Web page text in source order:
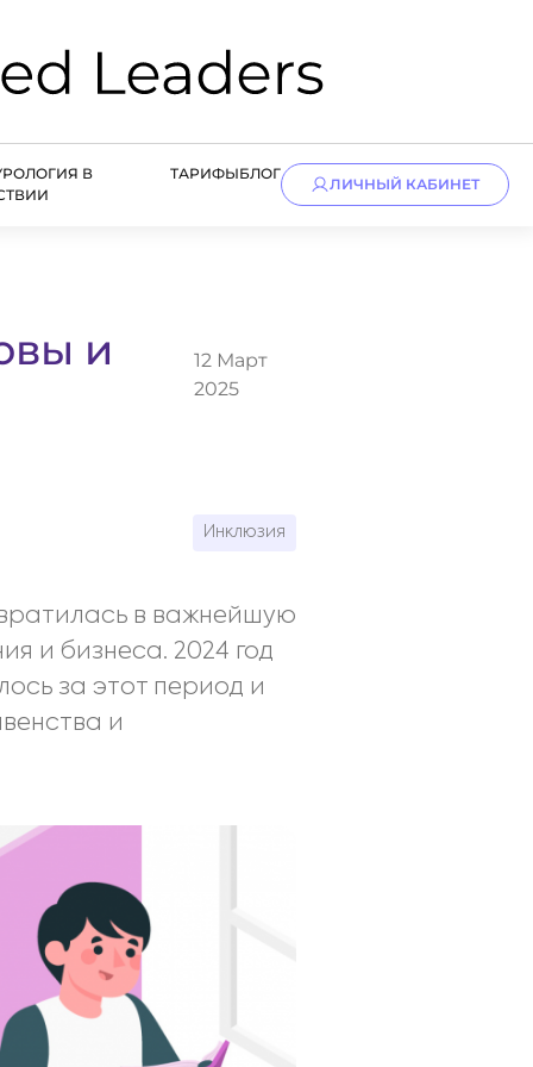
В
ТАРИФЫБЛОГ
ЛИЧНЫЙ КАБИНЕТ
и
12 Март
2025
Инклюзия
в важнейшую
и бизнеса. 2024 год
за этот период и
и